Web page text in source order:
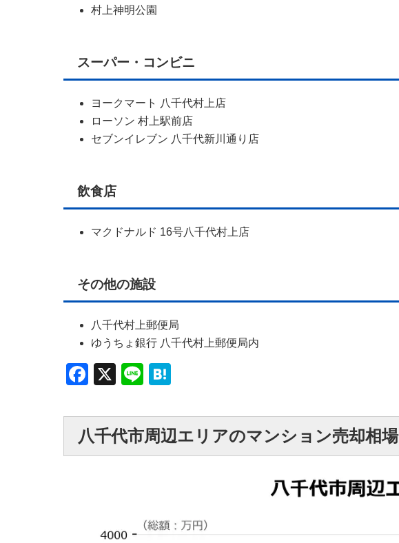
村上神明公園
スーパー・コンビニ
ヨークマート 八千代村上店
ローソン 村上駅前店
セブンイレブン 八千代新川通り店
飲食店
マクドナルド 16号八千代村上店
その他の施設
八千代村上郵便局
ゆうちょ銀行 八千代村上郵便局内
Facebook
X Line
八千代市周辺エリアのマンション売却相場